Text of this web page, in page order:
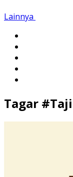
Lainnya
Tagar #